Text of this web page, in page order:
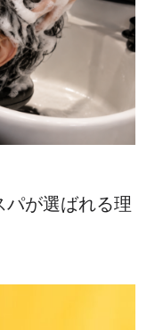
が選ばれる理